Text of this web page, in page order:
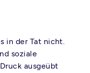
in der Tat nicht.
soziale
ausgeübt